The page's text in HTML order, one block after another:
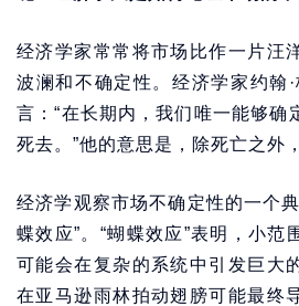
经济学家常常将市场比作一片汪
波澜和不确定性。经济学家约翰
言：“在长期内，我们唯一能够确
死去。”他的意思是，除死亡之外
经济学观察市场不确定性的一个
蝶效应”。“蝴蝶效应”表明，小范
可能会在复杂的系统中引发巨大
在亚马逊雨林拍动翅膀可能最终